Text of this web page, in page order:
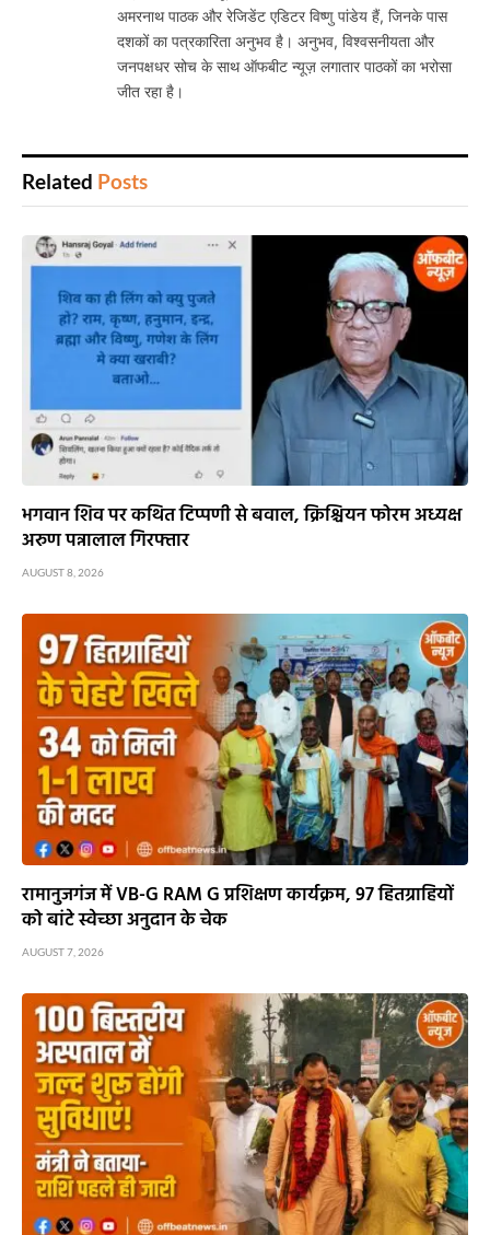
अमरनाथ पाठक और रेजिडेंट एडिटर विष्णु पांडेय हैं, जिनके पास
दशकों का पत्रकारिता अनुभव है। अनुभव, विश्वसनीयता और
जनपक्षधर सोच के साथ ऑफबीट न्यूज़ लगातार पाठकों का भरोसा
जीत रहा है।
Related Posts
भगवान शिव पर कथित टिप्पणी से बवाल, क्रिश्चियन फोरम अध्यक्ष
अरुण पन्नालाल गिरफ्तार
AUGUST 8, 2026
रामानुजगंज में VB-G RAM G प्रशिक्षण कार्यक्रम, 97 हितग्राहियों
को बांटे स्वेच्छा अनुदान के चेक
AUGUST 7, 2026